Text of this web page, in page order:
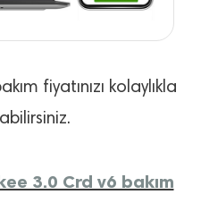
fiyatınızı kolaylıkla
3.0 Crd v6 bakım